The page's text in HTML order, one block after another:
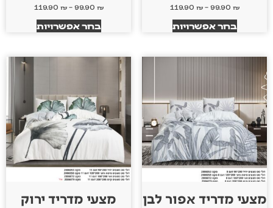
99.90 ₪
–
119.90 ₪
בחר אפשרויות
99.90 ₪
–
119.90 ₪
בחר אפשרויות
מצעי מדריד אפור לבן מצעי מדריד ירוק